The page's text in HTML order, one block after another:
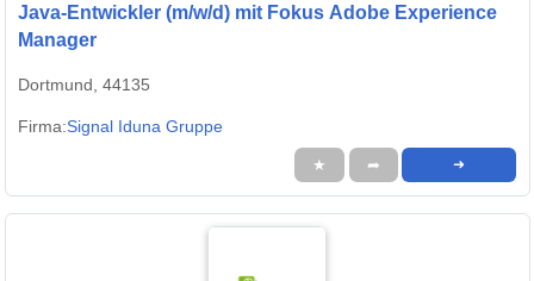
Java-Entwickler (m/w/d) mit Fokus Adobe Experience
Manager
Dortmund, 44135
Firma:Signal Iduna Gruppe
★ ➦ ➜